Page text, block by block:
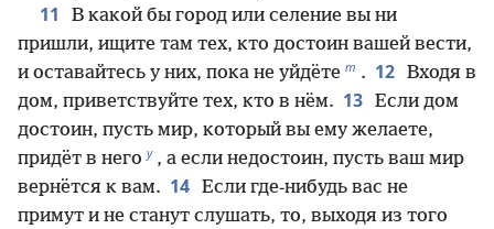
11
В какой бы город или селение вы ни
пришли, ищите там тех, кто достоин вашей вести,
и оставайтесь у них, пока не уйдёте т . 12 Входя в
дом, приветствуйте тех, кто в нём. 13 Если дом
достоин, пусть мир, который вы ему желаете,
придёт в него у , а если недостоин, пусть ваш мир
вернётся к вам. 14 Если где-нибудь вас не
примут и не станут слушать, то, выходя из того